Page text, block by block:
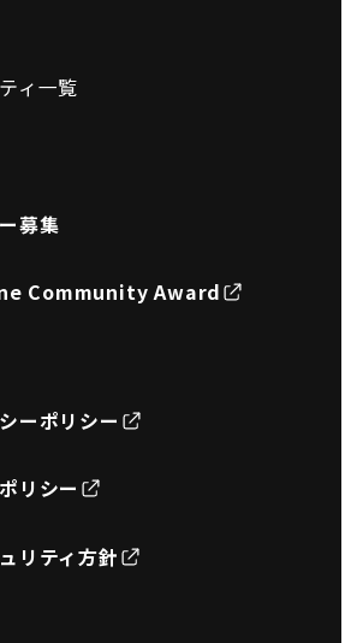
ィ一覧
募集
Community Award
ーポリシー
リシー
リティ方針